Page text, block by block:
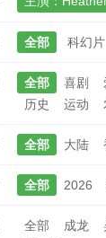
全部 科幻片
全部 喜剧
历史
运动
全部 大陆
全部 2026
全部 成龙